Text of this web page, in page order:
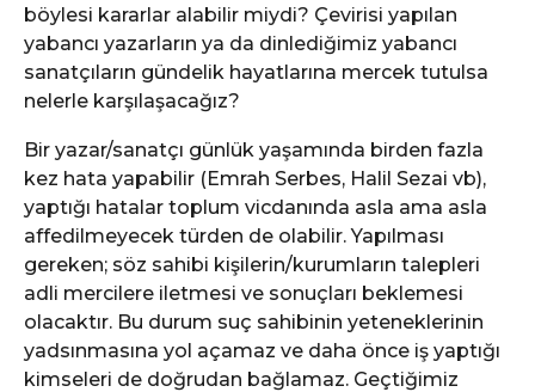
böylesi kararlar alabilir miydi? Çevirisi yapılan
yabancı yazarların ya da dinlediğimiz yabancı
sanatçıların gündelik hayatlarına mercek tutulsa
nelerle karşılaşacağız?
Bir yazar/sanatçı günlük yaşamında birden fazla
kez hata yapabilir (Emrah Serbes, Halil Sezai vb),
yaptığı hatalar toplum vicdanında asla ama asla
affedilmeyecek türden de olabilir. Yapılması
gereken; söz sahibi kişilerin/kurumların talepleri
adli mercilere iletmesi ve sonuçları beklemesi
olacaktır. Bu durum suç sahibinin yeteneklerinin
yadsınmasına yol açamaz ve daha önce iş yaptığı
kimseleri de doğrudan bağlamaz. Geçtiğimiz